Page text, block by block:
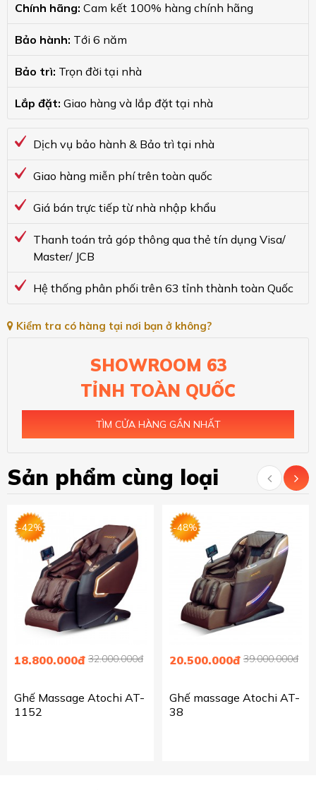
Chính hãng: Cam kết 100% hàng chính hãng
Bảo hành: Tới 6 năm
Bảo trì: Trọn đời tại nhà
Lắp đặt: Giao hàng và lắp đặt tại nhà
Dịch vụ bảo hành & Bảo trì tại nhà
Giao hàng miễn phí trên toàn quốc
Giá bán trực tiếp từ nhà nhập khẩu
Thanh toán trả góp thông qua thẻ tín dụng Visa/
Master/ JCB
Hệ thống phân phối trên 63 tỉnh thành toàn Quốc
Kiểm tra có hàng tại nơi bạn ở không?
SHOWROOM 63
TỈNH TOÀN QUỐC
TÌM CỬA HÀNG GẦN NHẤT
Sản phẩm cùng loại
-42%
18.800.000đ 32.000.000đ
Ghế Massage Atochi AT-
1152
-48%
20.500.000đ 39.000.000đ
Ghế massage Atochi AT-
38